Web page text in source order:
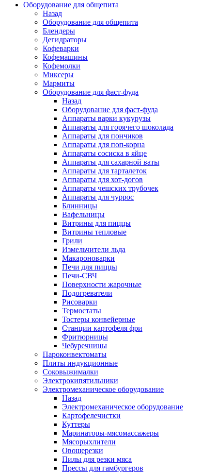
Оборудование для общепита
Назад
Оборудование для общепита
Блендеры
Дегидраторы
Кофеварки
Кофемашины
Кофемолки
Миксеры
Мармиты
Оборудование для фаст-фуда
Назад
Оборудование для фаст-фуда
Аппараты варки кукурузы
Аппараты для горячего шоколада
Аппараты для пончиков
Аппараты для поп-корна
Аппараты сосиска в яйце
Аппараты для сахарной ваты
Аппараты для тарталеток
Аппараты для хот-догов
Аппараты чешских трубочек
Аппараты для чуррос
Блинницы
Вафельницы
Витрины для пиццы
Витрины тепловые
Грили
Измельчители льда
Макароноварки
Печи для пиццы
Печи-СВЧ
Поверхности жарочные
Подогреватели
Рисоварки
Термостаты
Тостеры конвейерные
Станции картофеля фри
Фритюрницы
Чебуречницы
Пароконвектоматы
Плиты индукционные
Соковыжималки
Электрокипятильники
Электромеханическое оборудование
Назад
Электромеханическое оборудование
Картофелечистки
Куттеры
Маринаторы-мясомассажеры
Мясорыхлители
Овощерезки
Пилы для резки мяса
Прессы для гамбургеров